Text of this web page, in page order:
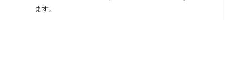
ます。